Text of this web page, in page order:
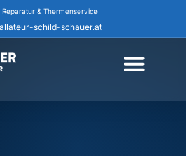
Reparatur & Thermenservice
Rohrbruch & Abflussverstopfung
vereinbaren – 01 8040576
schild-schauer.at